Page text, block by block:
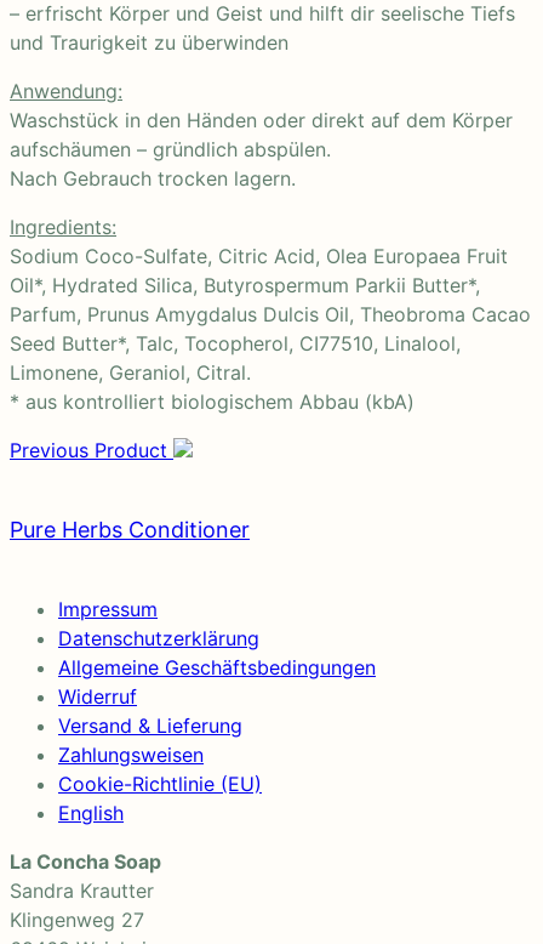
– erfrischt Körper und Geist und hilft dir seelische Tiefs
und Traurigkeit zu überwinden
Anwendung:
Waschstück in den Händen oder direkt auf dem Körper
aufschäumen – gründlich abspülen.
Nach Gebrauch trocken lagern.
Ingredients:
Sodium Coco-Sulfate, Citric Acid, Olea Europaea Fruit
Oil*, Hydrated Silica, Butyrospermum Parkii Butter*,
Parfum, Prunus Amygdalus Dulcis Oil, Theobroma Cacao
Seed Butter*, Talc, Tocopherol, CI77510, Linalool,
Limonene, Geraniol, Citral.
* aus kontrolliert biologischem Abbau (kbA)
Previous Product
Pure Herbs Conditioner
Impressum
Datenschutz­erklärung
Allgemeine Geschäftsbedingungen
Widerruf
Versand & Lieferung
Zahlungsweisen
Cookie-Richtlinie (EU)
English
La Concha Soap
Sandra Krautter
Klingenweg 27